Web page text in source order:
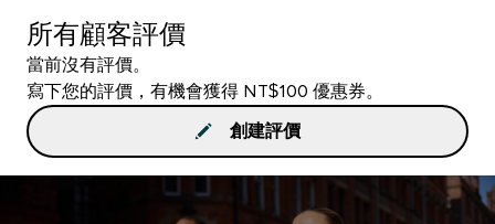
所有顧客評價
當前沒有評價。
寫下您的評價，有機會獲得 NT$100 優惠券。
創建評價